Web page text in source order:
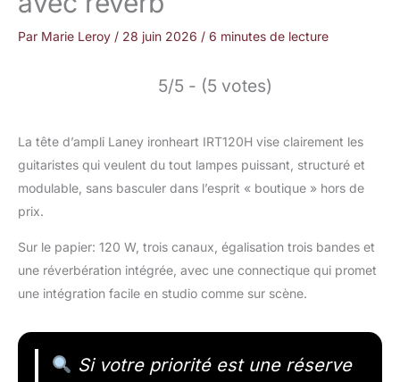
Par Marie Leroy / 28 juin 2026 / 6 minutes de lecture
5/5 - (5 votes)
La tête d’ampli Laney ironheart IRT120H vise clairement les
guitaristes qui veulent du tout lampes puissant, structuré et
modulable, sans basculer dans l’esprit « boutique » hors de
prix.
Sur le papier: 120 W, trois canaux, égalisation trois bandes et
une réverbération intégrée, avec une connectique qui promet
une intégration facile en studio comme sur scène.
Si votre priorité est une réserve